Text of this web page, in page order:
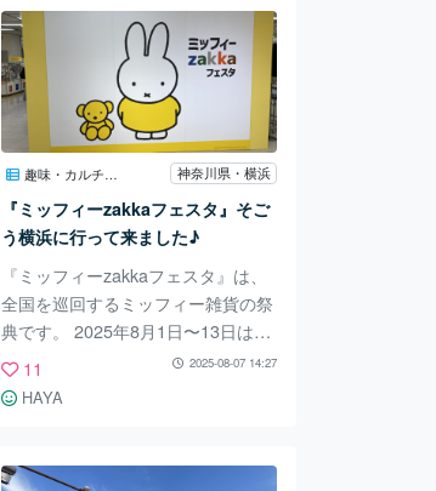
く改装工事などを行い、日々素敵に
なり続けているのですが、とうとう
新エリアが完成して見に行きまし
た！！熱帯を彷彿とさせる空間が非
常によかったです！その他にも細か
くみてみるとたくさん変わっていて
いつ行っても大好きな場所で愛され
る理由がとてもわかります🌵 食事
などもできたり店員さん
趣味・カルチャー 神奈川県・横浜
『ミッフィーzakkaフェスタ』そご
う横浜に行って来ました♪
『ミッフィーzakkaフェスタ』は、
全国を巡回するミッフィー雑貨の祭
典です。 2025年8月1日〜13日は、
そごう横浜店8階で開催中！ （10:0
0〜20:00） 今年はミッフィー生誕7
0年のメモリアルイヤーでもあり、
ます。 可愛らしいフォトスポット
11 2025-08-07 14:27
HAYA